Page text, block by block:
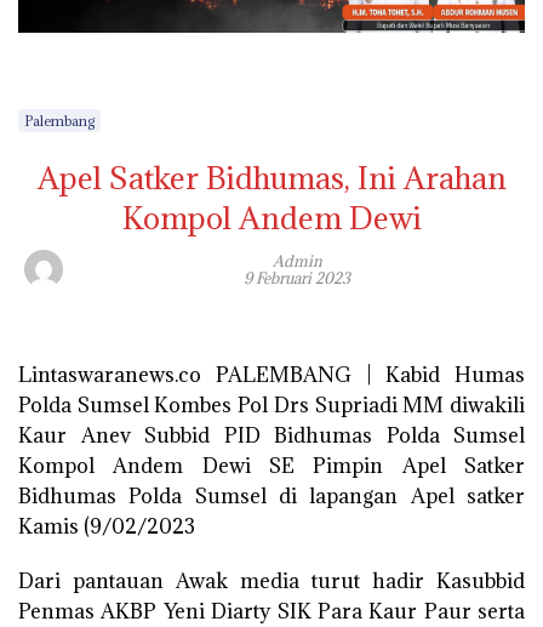
Palembang
Apel Satker Bidhumas, Ini Arahan
Kompol Andem Dewi
Admin
9 Februari 2023
Lintaswaranews.co PALEMBANG | Kabid Humas
Polda Sumsel Kombes Pol Drs Supriadi MM diwakili
Kaur Anev Subbid PID Bidhumas Polda Sumsel
Kompol Andem Dewi SE Pimpin Apel Satker
Bidhumas Polda Sumsel di lapangan Apel satker
Kamis (9/02/2023
Dari pantauan Awak media turut hadir Kasubbid
Penmas AKBP Yeni Diarty SIK Para Kaur Paur serta